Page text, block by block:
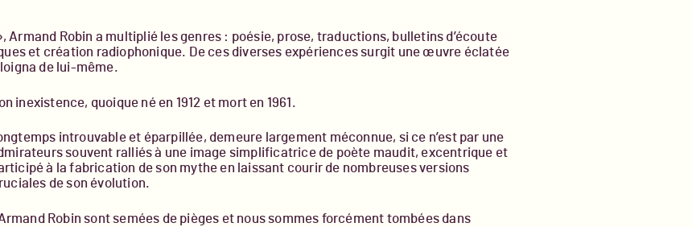
Armand Robin a multiplié les genres : poésie, prose, traductions, bulletins d’écoute
et création radiophonique. De ces diverses expériences surgit une œuvre éclatée
de lui-même.
inexistence, quoique né en 1912 et mort en 1961.
introuvable et éparpillée, demeure largement méconnue, si ce n’est par une
souvent ralliés à une image simplificatrice de poète maudit, excentrique et
à la fabrication de son mythe en laissant courir de nombreuses versions
de son évolution.
Robin sont semées de pièges et nous sommes forcément tombées dans